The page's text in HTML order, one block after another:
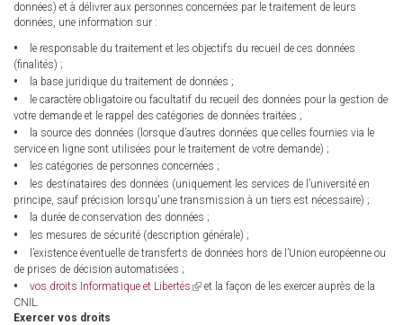
données) et à délivrer aux personnes concernées par le traitement de leurs
données, une information sur :
le responsable du traitement et les objectifs du recueil de ces données
(finalités) ;
la base juridique du traitement de données ;
le caractère obligatoire ou facultatif du recueil des données pour la gestion de
votre demande et le rappel des catégories de données traitées ;
la source des données (lorsque d’autres données que celles fournies via le
service en ligne sont utilisées pour le traitement de votre demande) ;
les catégories de personnes concernées ;
les destinataires des données (uniquement les services de l’université en
principe, sauf précision lorsqu'une transmission à un tiers est nécessaire) ;
la durée de conservation des données ;
les mesures de sécurité (description générale) ;
l’existence éventuelle de transferts de données hors de l’Union européenne ou
de prises de décision automatisées ;
vos droits Informatique et Libertés (linket la façon de les exercer auprès de la
CNIL.
Exercer vos droits